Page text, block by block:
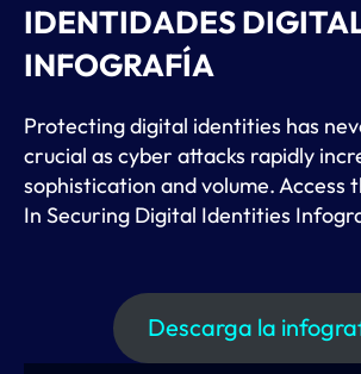
IDENTIDADES
INFOGRAFÍA
Protecting digital identities has
crucial as cyber attacks rapidly
sophistication and volume. Access
In Securing Digital Identities
Descarga la